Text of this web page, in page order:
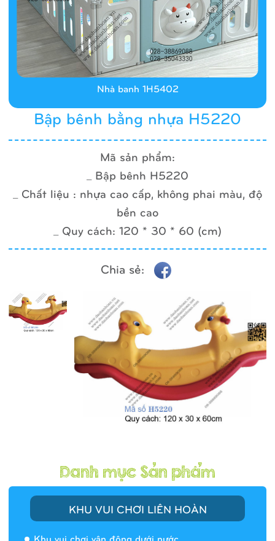
KHU VUI CHƠI LIÊN HOÀN
Khu vui chơi vận động dưới nước
Bập bênh bằng nhựa H5220
Mã sản phẩm:
_ Bập bênh H5220
_ Chất liệu : nhựa cao cấp, không phai màu, độ
bền cao
_ Quy cách: 120 * 30 * 60 (cm)
Chia sẻ:
Nhà banh 1H5402